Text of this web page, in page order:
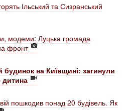
Ільський та Сизранський
модеми: Луцька громада
фронт
на Київщині: загинули
пошкодив понад 20 будівель. Як